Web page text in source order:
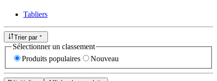
Tabliers
Trier par
Sélectionner un classement
Produits populaires
Nouveau